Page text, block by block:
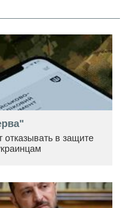
отказывать в защите